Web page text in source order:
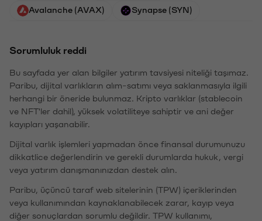
Avalanche (AVAX) Synapse (SYN)
Sorumluluk reddi
Bu sayfada yer alan bilgiler yatırım tavsiyesi niteliği taşımaz.
Paribu, dijital varlıkların alım-satımı veya saklanmasıyla ilgili
herhangi bir öneride bulunmaz. Kripto varlıklar (stablecoin
ve NFT'ler dahil), yüksek volatiliteye sahiptir ve ani değer
kayıpları yaşanabilir.
Dijital varlık işlemleri yapmadan önce finansal durumunuzu
dikkatlice değerlendirin ve gerekli durumlarda hukuk, vergi
veya yatırım danışmanınızdan destek alın.
Paribu, üçüncü taraf web sitelerinin (TPW) içeriklerinden
veya kullanımından kaynaklanabilecek zarar, kayıp veya
diğer sonuçlardan sorumlu değildir. TPW kullanımı,